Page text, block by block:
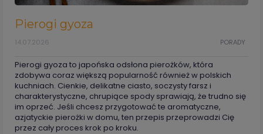
Pierogi gyoza
PORADY
14.07.2026
Pierogi gyoza to japońska odsłona pierożków, która
zdobywa coraz większą popularność również w polskich
kuchniach. Cienkie, delikatne ciasto, soczysty farsz i
charakterystyczne, chrupiące spody sprawiają, że trudno się
im oprzeć. Jeśli chcesz przygotować te aromatyczne,
azjatyckie pierożki w domu, ten przepis przeprowadzi Cię
przez cały proces krok po kroku.